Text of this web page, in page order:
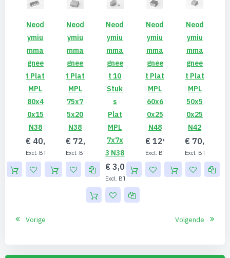
Neod
Ymiu
Mma
Gnee
T Plat
MPL
80x4
0x15
N38
€ 40,80
€ 33,72
Neod
Ymiu
Mma
Gnee
T Plat
MPL
75x7
5x20
N38
€ 72,70
€ 60,08
Neod
Ymiu
Mma
Gnee
T 10
Stuk
S
Plat
MPL
7x7x
3 N38
€ 3,00
€ 2,48
Neod
Ymiu
Mma
Gnee
T Plat
MPL
60x6
0x25
N48
€ 129,60
€ 107,11
Neod
Ymiu
Mma
Gnee
T Plat
MPL
50x5
0x25
N42
€ 70,49
Vorige Volgende